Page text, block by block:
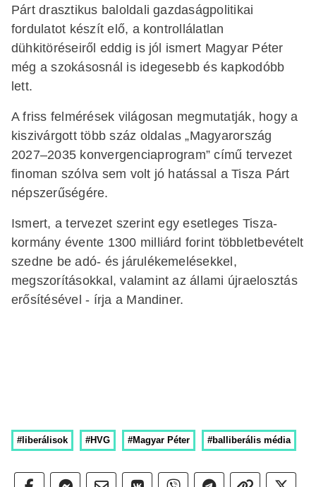
Párt drasztikus baloldali gazdaságpolitikai
fordulatot készít elő, a kontrollálatlan
dühkitöréseiről eddig is jól ismert Magyar Péter
még a szokásosnál is idegesebb és kapkodóbb
lett.
A friss felmérések világosan megmutatják, hogy a
kiszivárgott több száz oldalas „Magyarország
2027–2035 konvergenciaprogram” című tervezet
finoman szólva sem volt jó hatással a Tisza Párt
népszerűségére.
Ismert, a tervezet szerint egy esetleges Tisza-
kormány évente 1300 milliárd forint többletbevételt
szedne be adó- és járulékemelésekkel,
megszorításokkal, valamint az állami újraelosztás
erősítésével - írja a Mandiner.
#liberálisok #HVG #Magyar Péter #balliberális média